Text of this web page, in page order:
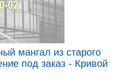
мангал из старого
под заказ - Кривой